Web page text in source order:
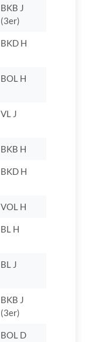
BKB J
(3er)
BKD H
BOL H
VL J
BKB H
BKD H
VOL H
BL H
BL J
BKB J
(3er)
BOL D